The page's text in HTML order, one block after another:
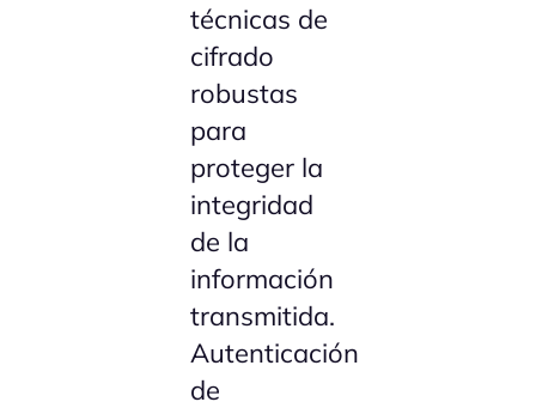
técnicas de
cifrado
robustas
para
proteger la
integridad
de la
información
transmitida.
Autenticación
de